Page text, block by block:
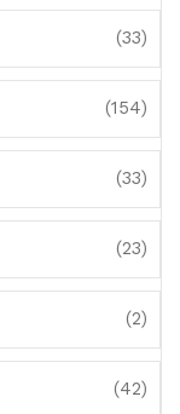
(33)
(154)
(33)
(23)
(2)
(42)